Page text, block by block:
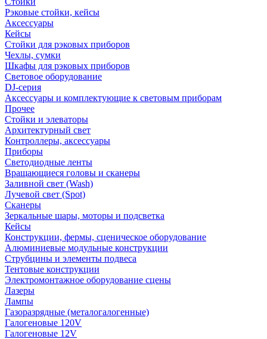
Рэковые стойки, кейсы
Аксессуары
Кейсы
Стойки для рэковых приборов
Чехлы, сумки
Шкафы для рэковых приборов
Световое оборудование
DJ-серия
Аксессуары и комплектующие к световым приборам
Прочее
Стойки и элеваторы
Архитектурный свет
Контроллеры, аксессуары
Приборы
Светодиодные ленты
Вращающиеся головы и сканеры
Заливной свет (Wash)
Лучевой свет (Spot)
Сканеры
Зеркальные шары, моторы и подсветка
Кейсы
Конструкции, фермы, сценическое оборудование
Алюминиевые модульные конструкции
Струбцины и элементы подвеса
Тентовые конструкции
Электромонтажное оборудование сцены
Лазеры
Лампы
Газоразрядные (металогалогенные)
Галогеновые 120V
Галогеновые 12V